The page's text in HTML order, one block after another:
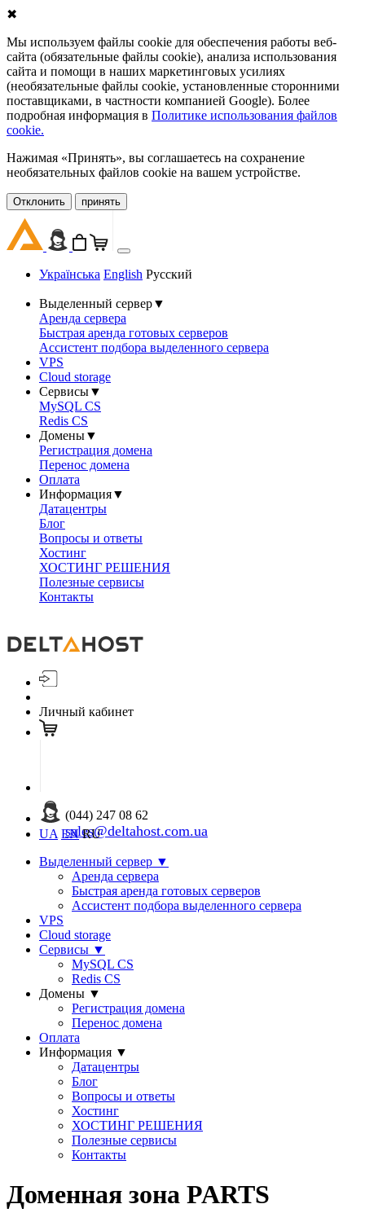
✖
Мы используем файлы cookie для обеспечения работы веб-
сайта (обязательные файлы cookie), анализа использования
сайта и помощи в наших маркетинговых усилиях
(необязательные файлы cookie, установленные сторонними
поставщиками, в частности компанией Google). Более
подробная информация в Политике использования файлов
cookie.
Нажимая «Принять», вы соглашаетесь на сохранение
необязательных файлов cookie на вашем устройстве.
Oтклонить принять
Українська English Русский
Выделенный сервер▼
Аренда сервера
Быстрая аренда готовых серверов
Ассистент подбора выделенного сервера
VPS
Cloud storage
Сервисы▼
MySQL CS
Redis CS
Домены▼
Регистрация домена
Перенос домена
Оплата
Информация▼
Датацентры
Блог
Вопросы и ответы
Хостинг
ХОСТИНГ РЕШЕНИЯ
Полезные сервисы
Контакты
Личный кабинет
(044) 247 08 62
sales@deltahost.com.ua
UA EN RU
Выделенный сервер ▼
Аренда сервера
Быстрая аренда готовых серверов
Ассистент подбора выделенного сервера
VPS
Cloud storage
Сервисы ▼
MySQL CS
Redis CS
Домены ▼
Регистрация домена
Перенос домена
Оплата
Информация ▼
Датацентры
Блог
Вопросы и ответы
Хостинг
ХОСТИНГ РЕШЕНИЯ
Полезные сервисы
Контакты
Доменная зона PARTS